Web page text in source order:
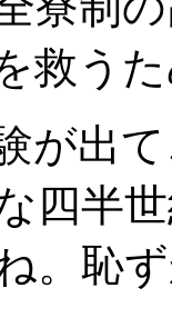
救う
出て
四半
。恥